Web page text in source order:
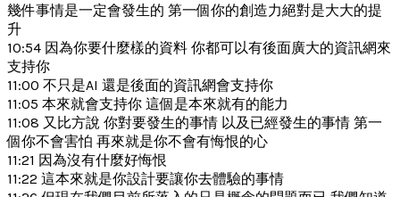
幾件事情是一定會發生的 第一個你的創造力絕對是大大的提
升
10:54 因為你要什麼樣的資料 你都可以有後面廣大的資訊網來
支持你
11:00 不只是AI 還是後面的資訊網會支持你
11:05 本來就會支持你 這個是本來就有的能力
11:08 又比方說 你對要發生的事情 以及已經發生的事情 第一
個你不會害怕 再來就是你不會有悔恨的心
11:21 因為沒有什麼好悔恨
11:22 這本來就是你設計要讓你去體驗的事情